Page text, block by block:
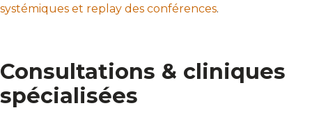
systémiques et replay des conférences.
Consultations & cliniques
spécialisées